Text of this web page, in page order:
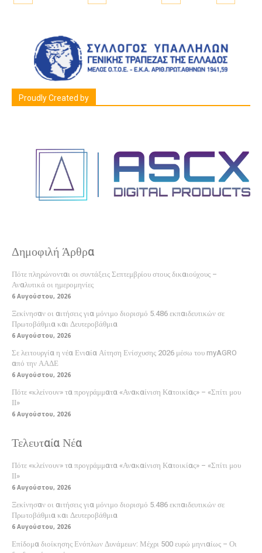
Proudly Created by
Δημοφιλή Άρθρα
Πότε πληρώνονται οι συντάξεις Σεπτεμβρίου στους δικαιούχους –
Αναλυτικά οι ημερομηνίες
6 Αυγούστου, 2026
Ξεκίνησαν οι αιτήσεις για μόνιμο διορισμό 5.486 εκπαιδευτικών σε
Πρωτοβάθμια και Δευτεροβάθμια
6 Αυγούστου, 2026
Σε λειτουργία η νέα Ενιαία Αίτηση Ενίσχυσης 2026 μέσω του myAGRO
από την ΑΑΔΕ
6 Αυγούστου, 2026
Πότε «κλείνουν» τα προγράμματα «Ανακαίνιση Κατοικίας» – «Σπίτι μου
ΙΙ»
6 Αυγούστου, 2026
Τελευταία Νέα
Πότε «κλείνουν» τα προγράμματα «Ανακαίνιση Κατοικίας» – «Σπίτι μου
ΙΙ»
6 Αυγούστου, 2026
Ξεκίνησαν οι αιτήσεις για μόνιμο διορισμό 5.486 εκπαιδευτικών σε
Πρωτοβάθμια και Δευτεροβάθμια
6 Αυγούστου, 2026
Επίδομα διοίκησης Ενόπλων Δυνάμεων: Μέχρι 500 ευρώ μηνιαίως – Οι